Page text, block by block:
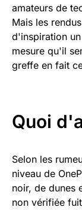
amateurs de
Mais les
d'inspiration
mesure qu'il
greffe en fait
Quoi
Selon les
niveau de
noir, de dunes
non vérifiée